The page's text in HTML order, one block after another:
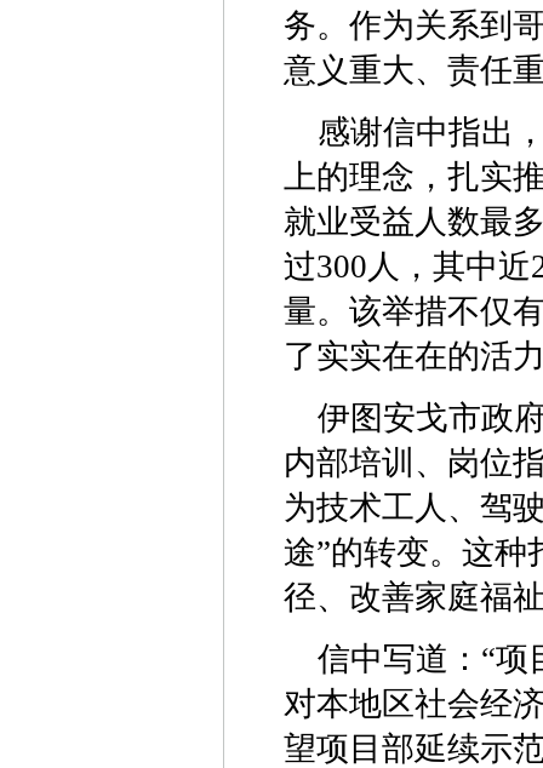
务。作为关系到
意义重大、责任
感谢信中指出
上的理念，扎实
就业受益人数最
过300人，其中
量。该举措不仅
了实实在在的活
伊图安戈市政
内部培训、岗位
为技术工人、驾
途”的转变。这种
径、改善家庭福
信中写道：“项
对本地区社会经
望项目部延续示